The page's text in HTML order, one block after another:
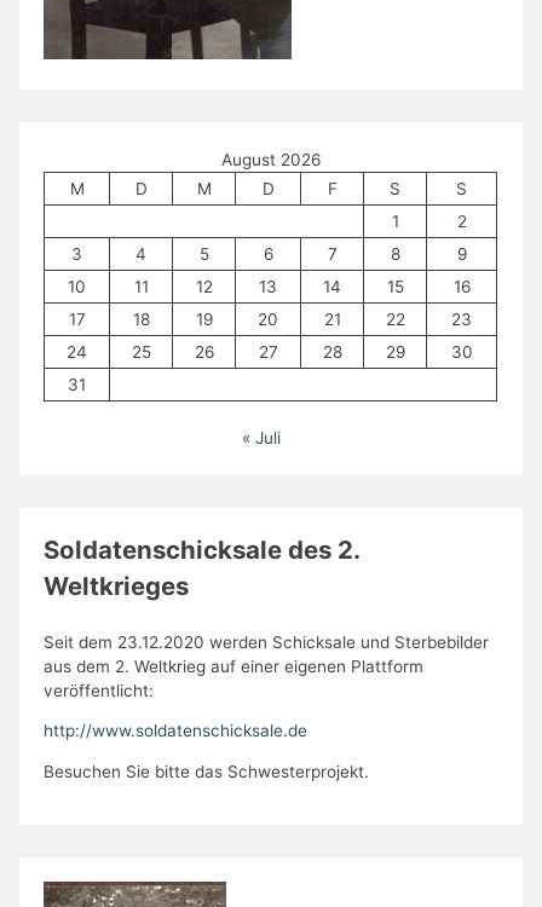
August 2026
M
D M D F S
S
1
2
3
4 5 6 7 8
9
10
11 12 13 14 15
16
17
18 19 20 21 22
23
24
25 26 27 28 29
30
31
« Juli
Soldatenschicksale des 2.
Weltkrieges
Seit dem 23.12.2020 werden Schicksale und Sterbebilder
aus dem 2. Weltkrieg auf einer eigenen Plattform
veröffentlicht:
http://www.soldatenschicksale.de
Besuchen Sie bitte das Schwesterprojekt.